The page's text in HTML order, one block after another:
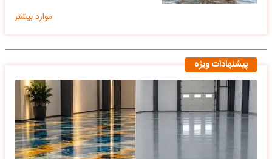
موارد بیشتر
پیشنهادات ویژه